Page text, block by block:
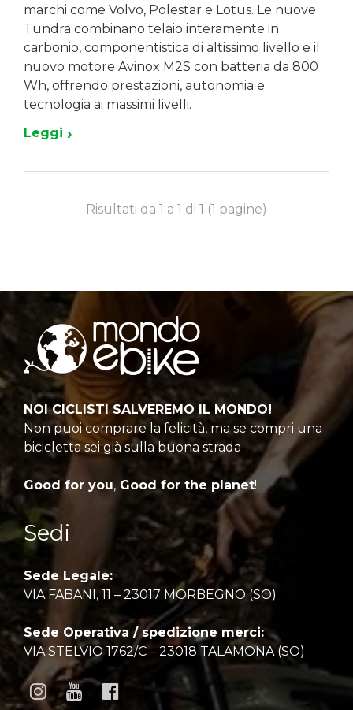
marchi come Volvo, Polestar e Lotus. Le nuove
Tundra combinano telaio interamente in
carbonio, componentistica di altissimo livello e il
nuovo motore Avinox M2S con batteria da 800
Wh, offrendo prestazioni, autonomia e
tecnologia ai massimi livelli.
Leggi ›
Risultati da 1 a 1 di 1 (1 pagine)
NOI CICLISTI SALVEREMO IL MONDO!
Non puoi comprare la felicità, ma se compri una
bicicletta sei già sulla buona strada
Good for you, Good for the planet!
Sedi
Sede Legale:
VIA FABANI, 11 – 23017 MORBEGNO (SO)
Sede Operativa / spedizione merci:
VIA STELVIO 1762/C – 23018 TALAMONA (SO)